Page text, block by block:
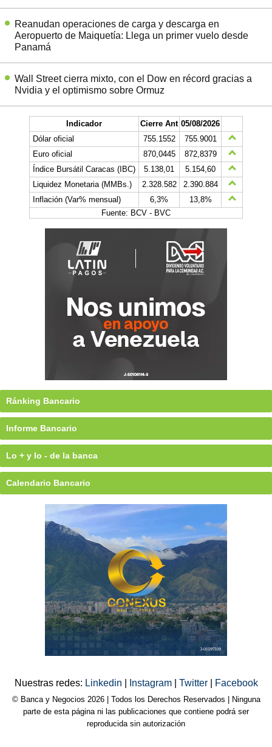
Reanudan operaciones de carga y descarga en
Aeropuerto de Maiquetía: Llega un primer vuelo desde
Panamá
Wall Street cierra mixto, con el Dow en récord gracias a
Nvidia y el optimismo sobre Ormuz
Indicador Cierre Ant 05/08/2026
Dólar oficial
755.1552
755.9001
Euro oficial
870,0445
872,8379
Índice Bursátil Caracas (IBC)
5.138,01
5.154,60
Liquidez Monetaria (MMBs.)
2.328.582
2.390.884
Inflación (Var% mensual)
6,3%
13,8%
Fuente: BCV - BVC
Ránking Bancario
Informe Bancario
Lo + y lo - de la banca
Calendario Bancario
Nuestras redes: Linkedin Instagram Twitter Facebook
© Banca y Negocios 2026 | Todos los Derechos Reservados | Ninguna
parte de esta página ni las publicaciones que contiene podrá ser
reproducida sin autorización